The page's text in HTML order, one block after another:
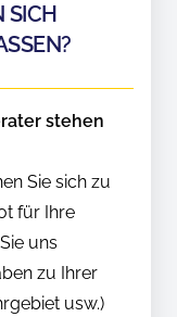
SICH
stehen
Sie sich zu
für Ihre
uns
zu Ihrer
usw.)